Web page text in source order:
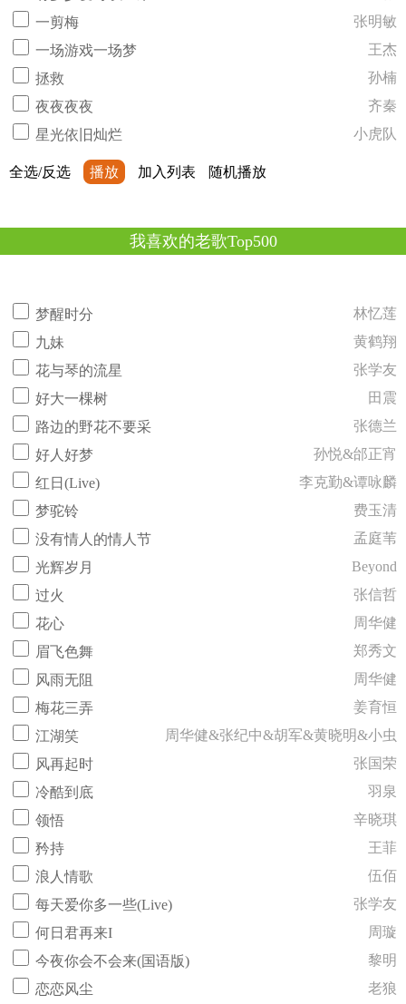
一剪梅
张明敏
一场游戏一场梦
王杰
拯救
孙楠
夜夜夜夜
齐秦
星光依旧灿烂
小虎队
全选/反选 播放 加入列表 随机播放
我喜欢的老歌Top500
梦醒时分
林忆莲
九妹
黄鹤翔
花与琴的流星
张学友
好大一棵树
田震
路边的野花不要采
张德兰
好人好梦
孙悦&邰正宵
红日(Live)
李克勤&谭咏麟
梦驼铃
费玉清
没有情人的情人节
孟庭苇
光辉岁月
Beyond
过火
张信哲
花心
周华健
眉飞色舞
郑秀文
风雨无阻
周华健
梅花三弄
姜育恒
江湖笑
周华健&张纪中&胡军&黄晓明&小虫
风再起时
张国荣
冷酷到底
羽泉
领悟
辛晓琪
矜持
王菲
浪人情歌
伍佰
每天爱你多一些(Live)
张学友
何日君再来I
周璇
今夜你会不会来(国语版)
黎明
恋恋风尘
老狼